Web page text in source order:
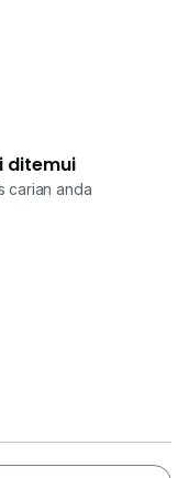
ditemui
carian anda